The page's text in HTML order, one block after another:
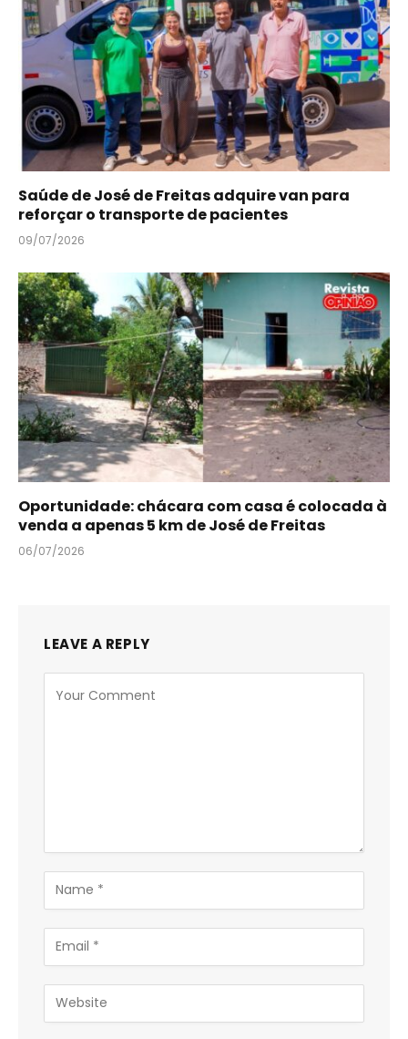
Saúde de José de Freitas adquire van para
reforçar o transporte de pacientes
09/07/2026
Oportunidade: chácara com casa é colocada à
venda a apenas 5 km de José de Freitas
06/07/2026
LEAVE A REPLY